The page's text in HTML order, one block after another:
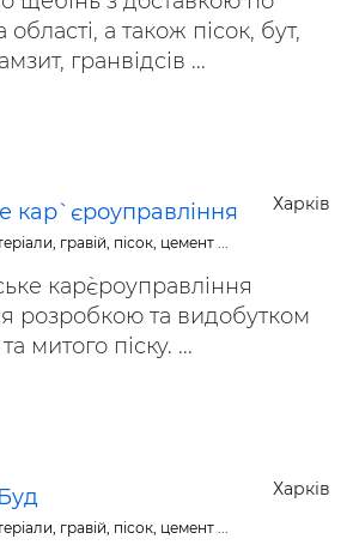
області, а також пісок, бут,
гранвідсів ...
Харків
кар`єроуправління
гравій, пісок, цемент ...
кар`єроуправління
розробкою та видобутком
митого піску. ...
Харків
гравій, пісок, цемент ...